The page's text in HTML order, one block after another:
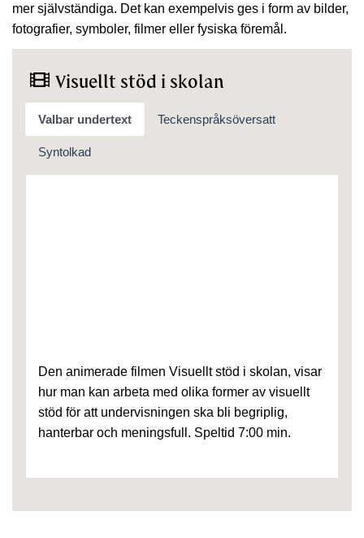
mer självständiga. Det kan exempelvis ges i form av bilder,
fotografier, symboler, filmer eller fysiska föremål.
Visuellt stöd i skolan
Valbar undertext Teckenspråksöversatt
Syntolkad
Den animerade filmen Visuellt stöd i skolan, visar
hur man kan arbeta med olika former av visuellt
stöd för att undervisningen ska bli begriplig,
hanterbar och meningsfull. Speltid 7:00 min.